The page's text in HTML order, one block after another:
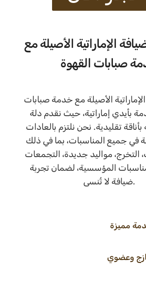
الإماراتية الأصيلة مع
صبابات القهوة
الأصيلة مع خدمة صبابات
بأيدي إماراتية، حيث نقدم دلة
بأناقة تقليدية. نحن نلتزم بالعادات
في جميع المناسبات، بما في ذلك
التخرج، مواليد جديدة، التجمعات
المؤسسية، لضمان تجربة
ضيافة لا تُنسى.
مميزة
وعضوي